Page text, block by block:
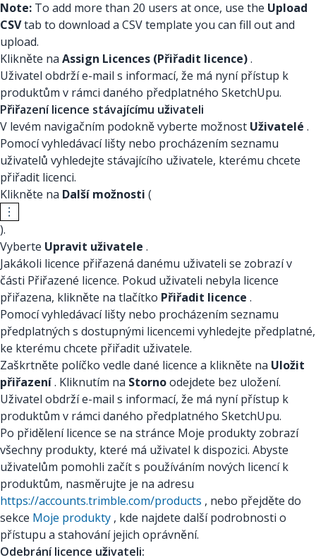
Note: To add more than 20 users at once, use the Upload
CSVtab to download a CSV template you can fill out and
upload.
Klikněte na Assign Licences (Přiřadit licence).
Uživatel obdrží e-mail s informací, že má nyní přístup k
produktům v rámci daného předplatného SketchUpu.
Přiřazení licence stávajícímu uživateli
V levém navigačním podokně vyberte možnost Uživatelé .
Pomocí vyhledávací lišty nebo procházením seznamu
uživatelů vyhledejte stávajícího uživatele, kterému chcete
přiřadit licenci.
Klikněte na Další možnosti (
).
Vyberte Upravit uživatele .
Jakákoli licence přiřazená danému uživateli se zobrazí v
části Přiřazené licence. Pokud uživateli nebyla licence
přiřazena, klikněte na tlačítko Přiřadit licence .
Pomocí vyhledávací lišty nebo procházením seznamu
předplatných s dostupnými licencemi vyhledejte předplatné,
ke kterému chcete přiřadit uživatele.
Zaškrtněte políčko vedle dané licence a klikněte na Uložit
přiřazení. Kliknutím na Stornoodejdete bez uložení.
Uživatel obdrží e-mail s informací, že má nyní přístup k
produktům v rámci daného předplatného SketchUpu.
Po přidělení licence se na stránce Moje produkty zobrazí
všechny produkty, které má uživatel k dispozici. Abyste
uživatelům pomohli začít s používáním nových licencí k
produktům, nasměrujte je na adresu
https://accounts.trimble.com/products , nebo přejděte do
sekce Moje produkty , kde najdete další podrobnosti o
přístupu a stahování jejich oprávnění.
Odebrání licence uživateli: